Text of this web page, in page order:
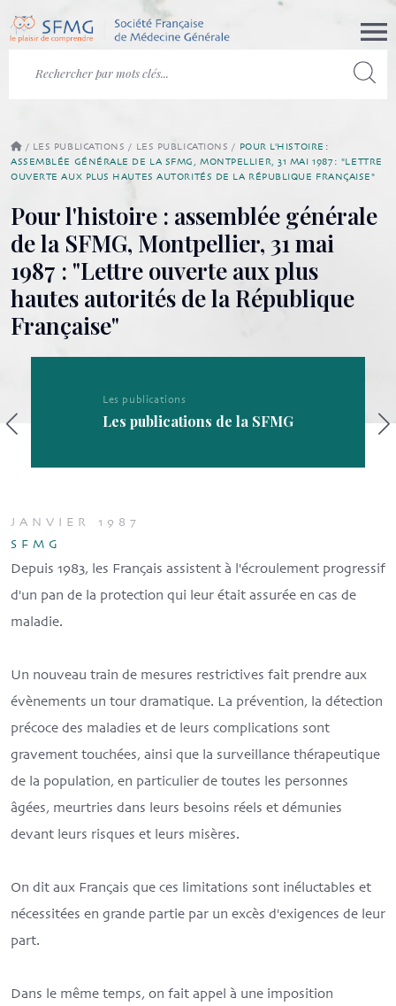
/ LES PUBLICATIONS / LES PUBLICATIONS / POUR L'HISTOIRE :
ASSEMBLÉE GÉNÉRALE DE LA SFMG, MONTPELLIER, 31 MAI 1987 : "LETTRE
OUVERTE AUX PLUS HAUTES AUTORITÉS DE LA RÉPUBLIQUE FRANÇAISE"
Pour l'histoire : assemblée générale
de la SFMG, Montpellier, 31 mai
1987 : "Lettre ouverte aux plus
hautes autorités de la République
Française"
Les publications
Les publications de la SFMG
JANVIER 1987
SFMG
Depuis 1983, les Français assistent à l'écroulement progressif
d'un pan de la protection qui leur était assurée en cas de
maladie.
Un nouveau train de mesures restrictives fait prendre aux
évènements un tour dramatique. La prévention, la détection
précoce des maladies et de leurs complications sont
gravement touchées, ainsi que la surveillance thérapeutique
de la population, en particulier de toutes les personnes
âgées, meurtries dans leurs besoins réels et démunies
devant leurs risques et leurs misères.
On dit aux Français que ces limitations sont inéluctables et
nécessitées en grande partie par un excès d'exigences de leur
part.
Dans le même temps, on fait appel à une imposition